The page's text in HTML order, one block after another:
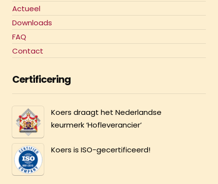
Actueel
Downloads
FAQ
Contact
Certificering
Koers draagt het Nederlandse
keurmerk ‘Hofleverancier’
Koers is ISO-gecertificeerd!